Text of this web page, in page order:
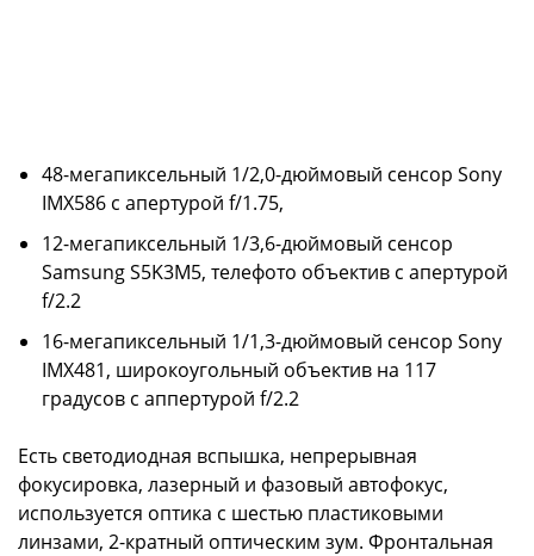
48-мегапиксельный 1/2,0-дюймовый сенсор Sony
IMX586 с апертурой f/1.75,
12-мегапиксельный 1/3,6-дюймовый сенсор
Samsung S5K3M5, телефото объектив с апертурой
f/2.2
16-мегапиксельный 1/1,3-дюймовый сенсор Sony
IMX481, широкоугольный объектив на 117
градусов с аппертурой f/2.2
Есть светодиодная вспышка, непрерывная
фокусировка, лазерный и фазовый автофокус,
используется оптика с шестью пластиковыми
линзами, 2-кратный оптическим зум. Фронтальная